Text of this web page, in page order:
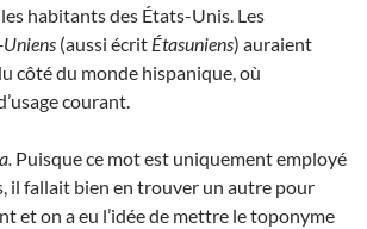
habitants des États-Unis. Les
(aussi écrit Étasuniens) auraient
côté du monde hispanique, où
courant.
Puisque ce mot est uniquement employé
il fallait bien en trouver un autre pour
et on a eu l’idée de mettre le toponyme